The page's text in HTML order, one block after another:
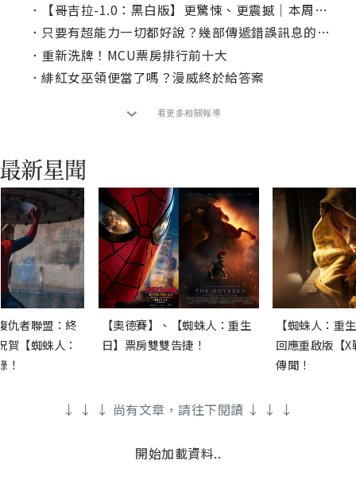
．
【哥吉拉-1.0：黑白版】更驚悚、更震撼｜本周上線、電視首播推薦
． 只要有超能力一切都好說？幾部傳遞錯誤訊息的漫改電影
． 重新洗牌！MCU票房排行前十大
． 緋紅女巫領便當了嗎？漫威終於給答案
看更多相關報導
仇者聯盟：終
賀【蜘蛛人：
！
【奧德賽】、【蜘蛛人：重生
日】票房雙雙告捷！
【蜘蛛人：重
回應重啟版【
傳聞！
↓ ↓ ↓ 尚有文章，請往下閱讀 ↓ ↓ ↓
開始加載資料..